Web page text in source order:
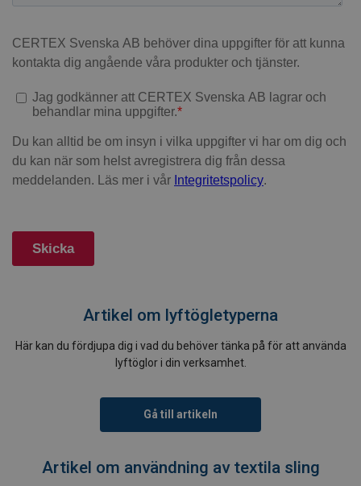
Artikel om lyftögletyperna
Här kan du fördjupa dig i vad du behöver tänka på för att använda
lyftöglor i din verksamhet.
Gå till artikeln
Artikel om användning av textila sling